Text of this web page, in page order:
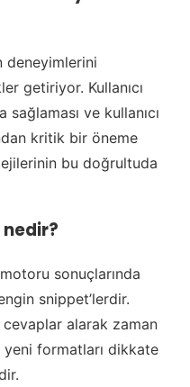
deneyimlerini
getiriyor. Kullanıcı
ve kullanıcı
kritik bir öneme
bu doğrultuda
sonuçlarında
snippet’lerdir.
cevaplar alarak zaman
yeni formatları dikkate